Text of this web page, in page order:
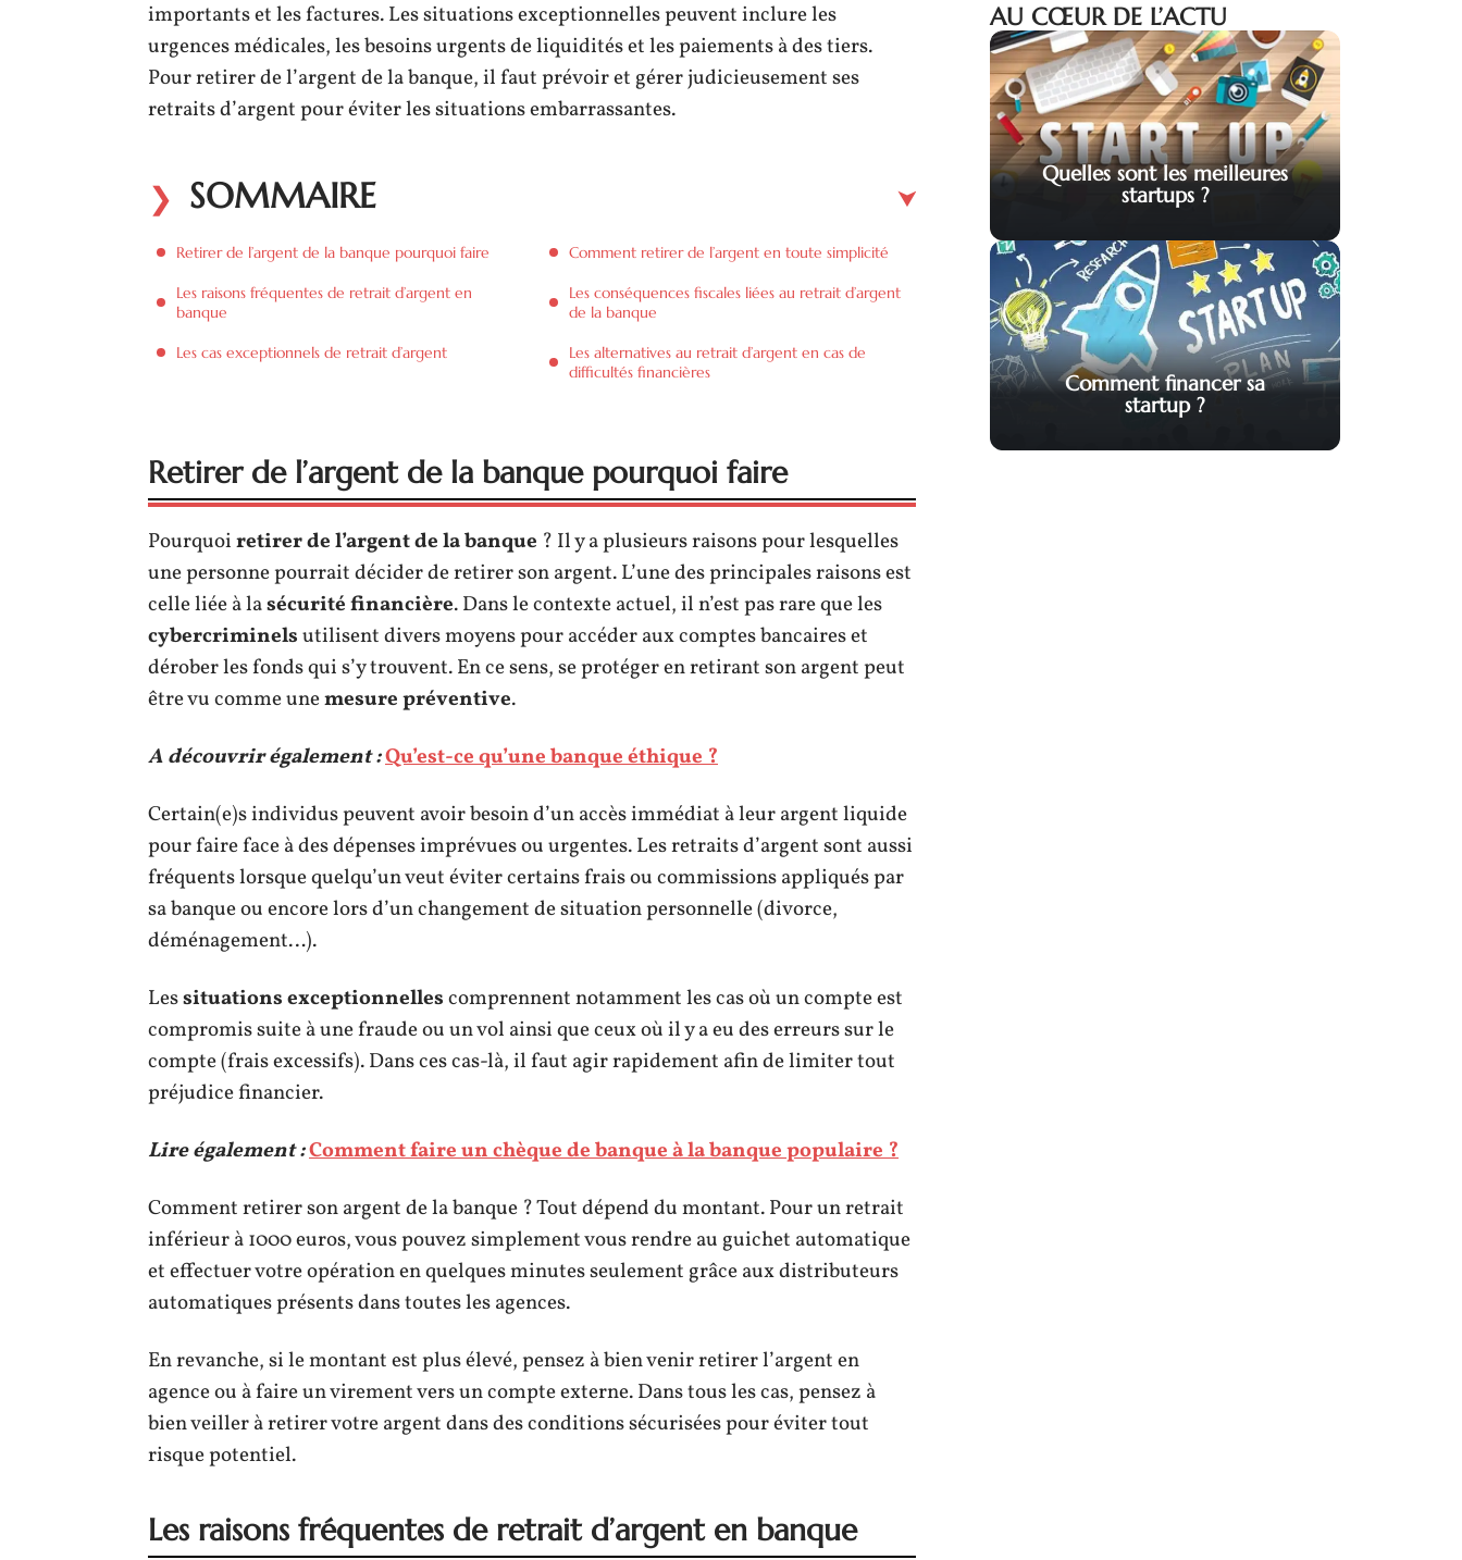
importants et les factures. Les situations exceptionnelles peuvent inclure les
urgences médicales, les besoins urgents de liquidités et les paiements à des tiers.
Pour retirer de l’argent de la banque, il faut prévoir et gérer judicieusement ses
retraits d’argent pour éviter les situations embarrassantes.
SOMMAIRE
Retirer de l’argent de la banque pourquoi faire
Les raisons fréquentes de retrait d’argent en
banque
Les cas exceptionnels de retrait d’argent
Comment retirer de l’argent en toute simplicité
Les conséquences fiscales liées au retrait d’argent
de la banque
Les alternatives au retrait d’argent en cas de
difficultés financières
Retirer de l’argent de la banque pourquoi faire
Pourquoiretirer de l’argent de la banque ? Il y a plusieurs raisons pour lesquelles
une personne pourrait décider de retirer son argent. L’une des principales raisons est
celle liée à lasécurité financière. Dans le contexte actuel, il n’est pas rare que les
cybercriminelsutilisent divers moyens pour accéder aux comptes bancaires et
dérober les fonds qui s’y trouvent. En ce sens, se protéger en retirant son argent peut
être vu comme unemesure préventive.
A découvrir également :Qu’est-ce qu’une banque éthique ?
Certain(e)s individus peuvent avoir besoin d’un accès immédiat à leur argent liquide
pour faire face à des dépenses imprévues ou urgentes. Les retraits d’argent sont aussi
fréquents lorsque quelqu’un veut éviter certains frais ou commissions appliqués par
sa banque ou encore lors d’un changement de situation personnelle (divorce,
déménagement…).
Lessituations exceptionnellescomprennent notamment les cas où un compte est
compromis suite à une fraude ou un vol ainsi que ceux où il y a eu des erreurs sur le
compte (frais excessifs). Dans ces cas-là, il faut agir rapidement afin de limiter tout
préjudice financier.
Lire également :Comment faire un chèque de banque à la banque populaire ?
Comment retirer son argent de la banque ? Tout dépend du montant. Pour un retrait
inférieur à 1000 euros, vous pouvez simplement vous rendre au guichet automatique
et effectuer votre opération en quelques minutes seulement grâce aux distributeurs
automatiques présents dans toutes les agences.
En revanche, si le montant est plus élevé, pensez à bien venir retirer l’argent en
agence ou à faire un virement vers un compte externe. Dans tous les cas, pensez à
bien veiller à retirer votre argent dans des conditions sécurisées pour éviter tout
risque potentiel.
Les raisons fréquentes de retrait d’argent en banque
AU CŒUR DE L’ACTU
Quelles sont les meilleures
startups ?
Comment financer sa
startup ?